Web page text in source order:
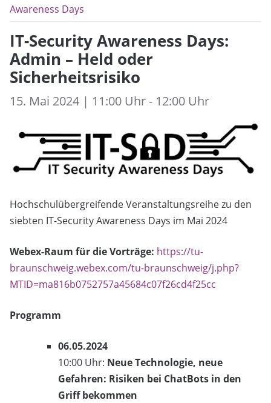
Awareness Days
IT-Security Awareness Days:
Admin – Held oder
Sicherheitsrisiko
15. Mai 2024 | 11:00 Uhr - 12:00 Uhr
Hochschulübergreifende Veranstaltungsreihe zu den
siebten IT-Security Awareness Days im Mai 2024
Webex-Raum für die Vorträge: https://tu-
braunschweig.webex.com/tu-braunschweig/j.php?
MTID=ma816b0752757a45684c07f26cd4f25cc
Programm
06.05.2024
10:00 Uhr: Neue Technologie, neue
Gefahren: Risiken bei ChatBots in den
Griff bekommen